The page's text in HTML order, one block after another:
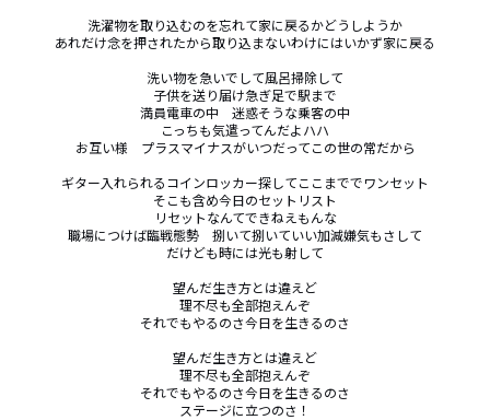
洗濯物を取り込むのを忘れて家に戻るかどうしようか
あれだけ念を押されたから取り込まないわけにはいかず家に戻る
洗い物を急いでして風呂掃除して
子供を送り届け急ぎ足で駅まで
満員電車の中　迷惑そうな乗客の中
こっちも気遣ってんだよハハ
お互い様　プラスマイナスがいつだってこの世の常だから
ギター入れられるコインロッカー探してここまででワンセット
そこも含め今日のセットリスト
リセットなんてできねえもんな
職場につけば臨戦態勢　捌いて捌いていい加減嫌気もさして
だけども時には光も射して
望んだ生き方とは違えど
理不尽も全部抱えんぞ
それでもやるのさ今日を生きるのさ
望んだ生き方とは違えど
理不尽も全部抱えんぞ
それでもやるのさ今日を生きるのさ
ステージに立つのさ！